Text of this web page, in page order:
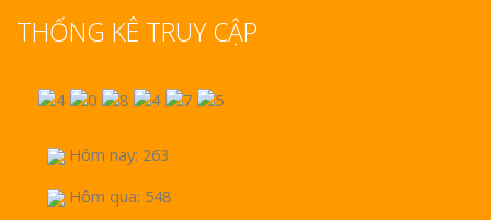
THỐNG KÊ TRUY CẬP
Hôm nay: 263
Hôm qua: 548